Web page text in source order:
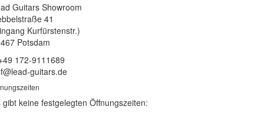
Guitars Showroom
41
Kurfürstenstr.)
Potsdam
172-9111689
guitars.de
gibt keine festgelegten Öffnungszeiten: